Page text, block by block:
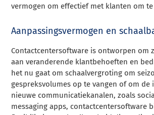
vermogen om effectief met klanten om te
Aanpassingsvermogen en
Contactcentersoftware is ontworpen om
aan veranderende klantbehoeften en
het nu gaat om schaalvergroting om
gespreksvolumes op te vangen of om de
nieuwe communicatiekanalen, zoals
messaging apps, contactcentersoftware